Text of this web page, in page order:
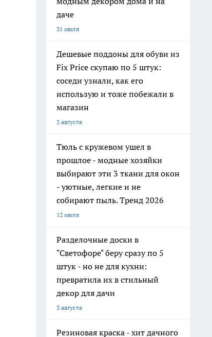
даче
31 июля
Дешевые поддоны для обуви из
Fix Price скупаю по 5 штук:
соседи узнали, как его
использую и тоже побежали в
магазин
2 августа
Тюль с кружевом ушел в
прошлое - модные хозяйки
выбирают эти 3 ткани для окон
- уютные, легкие и не
собирают пыль. Тренд 2026
12 июля
Разделочные доски в
"Светофоре" беру сразу по 5
штук - но не для кухни:
превратила их в стильный
декор для дачи
3 августа
Резиновая краска - хит дачного